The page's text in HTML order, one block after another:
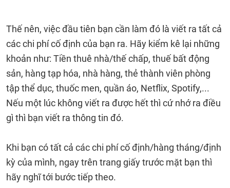
Thế nên, việc đầu tiên bạn cần làm đó là viết ra tất cả
các chi phí cố định của bạn ra. Hãy kiểm kê lại những
khoản như: Tiền thuê nhà/thế chấp, thuế bất động
sản, hàng tạp hóa, nhà hàng, thẻ thành viên phòng
tập thể dục, thuốc men, quần áo, Netflix, Spotify,...
Nếu một lúc không viết ra được hết thì cứ nhớ ra điều
gì thì bạn viết ra thông tin đó.
Khi bạn có tất cả các chi phí cố định/hàng tháng/định
kỳ của mình, ngay trên trang giấy trước mặt bạn thì
hãy nghĩ tới bước tiếp theo.